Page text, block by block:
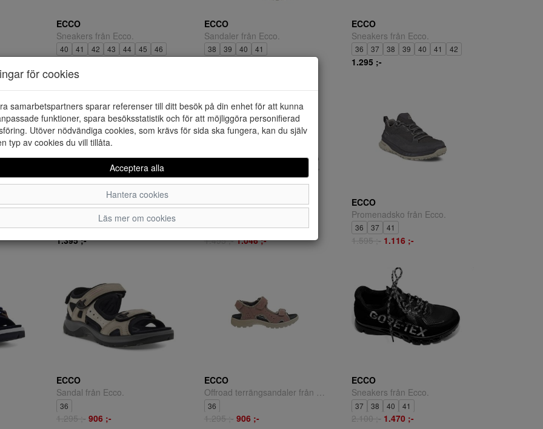
ECCO
Sneakers från Ecco.
40 41 42 43 44 45 46
ECCO
Sandaler från Ecco.
38 39 40 41
ECCO
Sneakers från Ecco.
36 37 38 39 40 41 42
1.295 ;-
ECCO
Promenadskor från Ecco.
41 42 43 44
1.395 ;-
ECCO
37 40 41
1.495 ;- 1.046 ;-
ECCO
Promenadsko från Ecco.
36 37 41
1.595 ;- 1.116 ;-
ECCO
Sandal från Ecco.
36
1.295 ;- 906 ;-
ECCO
Offroad terrängsandaler från Ecco.
36
1.295 ;- 906 ;-
ECCO
Sneakers från Ecco.
37 38 40 41
2.100 ;- 1.470 ;-
för cookies
samarbetspartners sparar referenser till ditt besök på din enhet för att kunna
funktioner, spara besöksstatistik och för att möjliggöra personifierad
Utöver nödvändiga cookies, som krävs för sida ska fungera, kan du själv
typ av cookies du vill tillåta.
Acceptera alla
Hantera cookies
Läs mer om cookies